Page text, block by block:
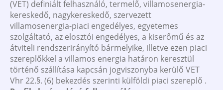
(VET) definiált felhasználó, termelő, villamosenergia-
kereskedő, nagykereskedő, szervezett
villamosenergia-piaci engedélyes, egyetemes
szolgáltató, az elosztói engedélyes, a kiserőmű és az
átviteli rendszerirányító bármelyike, illetve ezen piaci
szereplőkkel a villamos energia határon keresztül
történő szállítása kapcsán jogviszonyba kerülő VET
Vhr 22.§. (6) bekezdés szerinti külföldi piaci szereplő .